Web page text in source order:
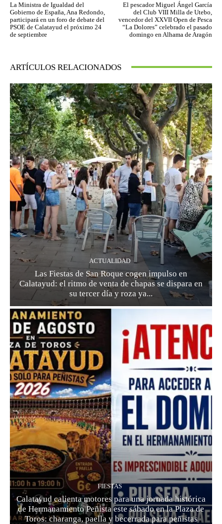
La Ministra de Igualdad del
Gobierno de España, Ana Redondo,
participará en un foro de debate del
PSOE de Calatayud el próximo 24
de septiembre
El pescador Miguel Ángel García
del Club VIII Milla de Utebo,
vencedor del XXVII Open de Pesca
“La Dolores” celebrado el pasado
domingo en Alhama de Aragón
ARTÍCULOS RELACIONADOS
ACTUALIDAD
Las Fiestas de San Roque cogen impulso en
Calatayud: el ritmo de venta de chapas se dispara en
su tercer día y roza ya...
FIESTAS
Calatayud calienta motores para una jornada histórica
de Hermanamiento Peñista este sábado en la Plaza de
Toros: charanga, paella y becerrada para peñistas